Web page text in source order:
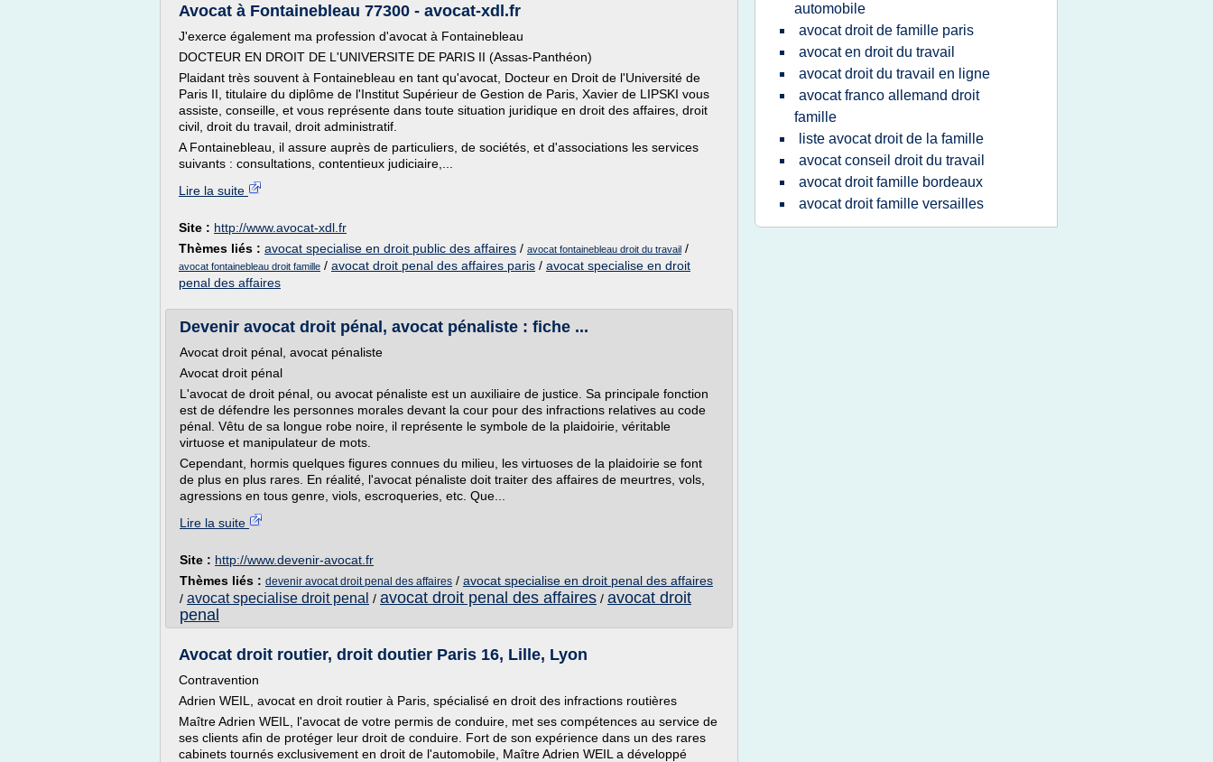
Avocat à Fontainebleau 77300 - avocat-xdl.fr
J'exerce également ma profession d'avocat à Fontainebleau
DOCTEUR EN DROIT DE L'UNIVERSITE DE PARIS II (Assas-Panthéon)
Plaidant très souvent à Fontainebleau en tant qu'avocat, Docteur en Droit de l'Université de
Paris II, titulaire du diplôme de l'Institut Supérieur de Gestion de Paris, Xavier de LIPSKI vous
assiste, conseille, et vous représente dans toute situation juridique en droit des affaires, droit
civil, droit du travail, droit administratif.
A Fontainebleau, il assure auprès de particuliers, de sociétés, et d'associations les services
suivants : consultations, contentieux judiciaire,...
Lire la suite
Site : http://www.avocat-xdl.fr
Thèmes liés : avocat specialise en droit public des affaires / avocat fontainebleau droit du travail /
avocat fontainebleau droit famille / avocat droit penal des affaires paris / avocat specialise en droit
penal des affaires
Devenir avocat droit pénal, avocat pénaliste : fiche ...
Avocat droit pénal, avocat pénaliste
Avocat droit pénal
L'avocat de droit pénal, ou avocat pénaliste est un auxiliaire de justice. Sa principale fonction
est de défendre les personnes morales devant la cour pour des infractions relatives au code
pénal. Vêtu de sa longue robe noire, il représente le symbole de la plaidoirie, véritable
virtuose et manipulateur de mots.
Cependant, hormis quelques figures connues du milieu, les virtuoses de la plaidoirie se font
de plus en plus rares. En réalité, l'avocat pénaliste doit traiter des affaires de meurtres, vols,
agressions en tous genre, viols, escroqueries, etc. Que...
Lire la suite
Site : http://www.devenir-avocat.fr
Thèmes liés : devenir avocat droit penal des affaires / avocat specialise en droit penal des affaires
/ avocat specialise droit penal / avocat droit penal des affaires / avocat droit
penal
Avocat droit routier, droit doutier Paris 16, Lille, Lyon
Contravention
Adrien WEIL, avocat en droit routier à Paris, spécialisé en droit des infractions routières
Maître Adrien WEIL, l'avocat de votre permis de conduire, met ses compétences au service de
ses clients afin de protéger leur droit de conduire. Fort de son expérience dans un des rares
cabinets tournés exclusivement en droit de l'automobile, Maître Adrien WEIL a développé
automobile
avocat droit de famille paris
avocat en droit du travail
avocat droit du travail en ligne
avocat franco allemand droit
famille
liste avocat droit de la famille
avocat conseil droit du travail
avocat droit famille bordeaux
avocat droit famille versailles